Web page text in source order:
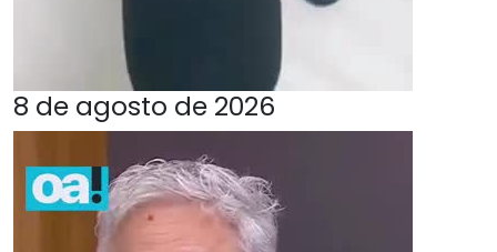
8 de agosto de 2026